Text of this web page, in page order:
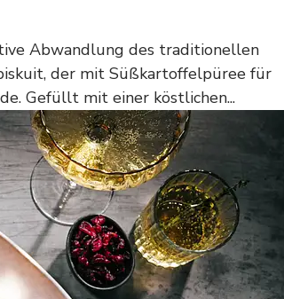
Abwandlung des traditionellen
der mit Süßkartoffelpüree für
Gefüllt mit einer köstlichen...